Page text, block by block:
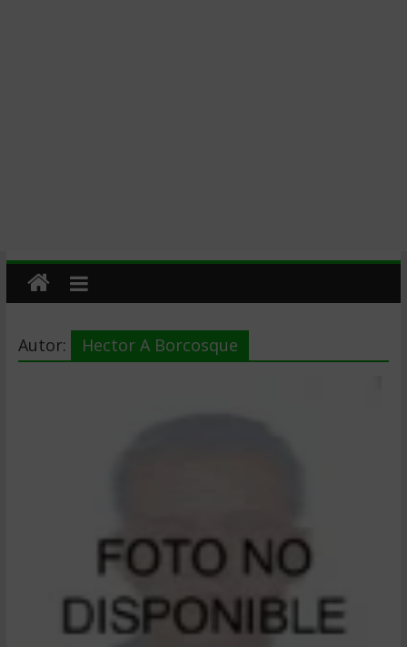
Autor: Hector A Borcosque